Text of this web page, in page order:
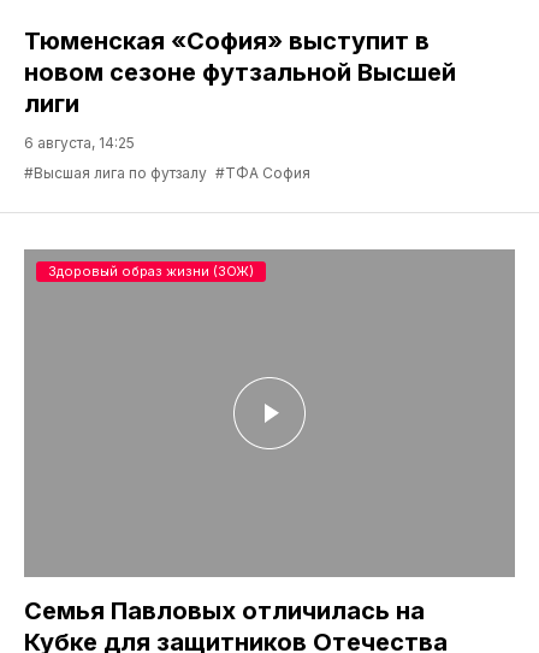
Тюменская «София» выступит в
новом сезоне футзальной Высшей
лиги
6 августа, 14:25
#Высшая лига по футзалу #ТФА София
Семья Павловых отличилась на
Кубке для защитников Отечества
Здоровый образ жизни (ЗОЖ)